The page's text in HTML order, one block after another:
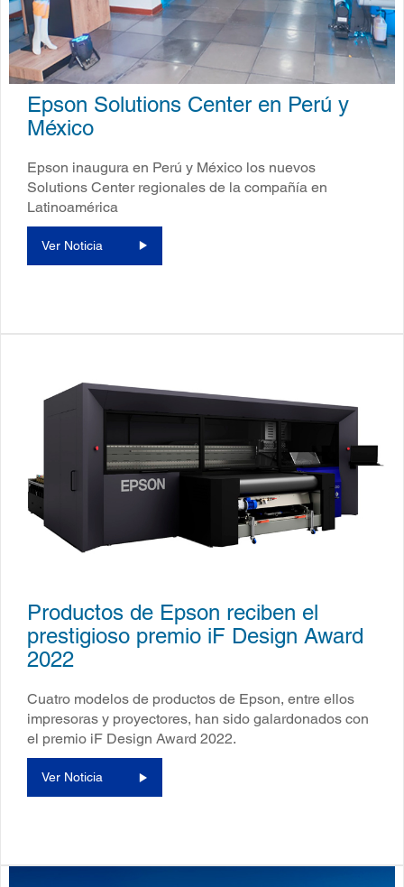
Epson Solutions Center en Perú y
México
Epson inaugura en Perú y México los nuevos
Solutions Center regionales de la compañía en
Latinoamérica
Ver Noticia
Productos de Epson reciben el
prestigioso premio iF Design Award
2022
Cuatro modelos de productos de Epson, entre ellos
impresoras y proyectores, han sido galardonados con
el premio iF Design Award 2022.
Ver Noticia